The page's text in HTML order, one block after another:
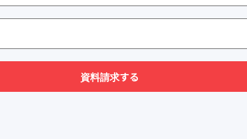
資料請求する